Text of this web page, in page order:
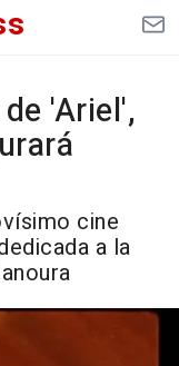
'Ariel',
cine
a la